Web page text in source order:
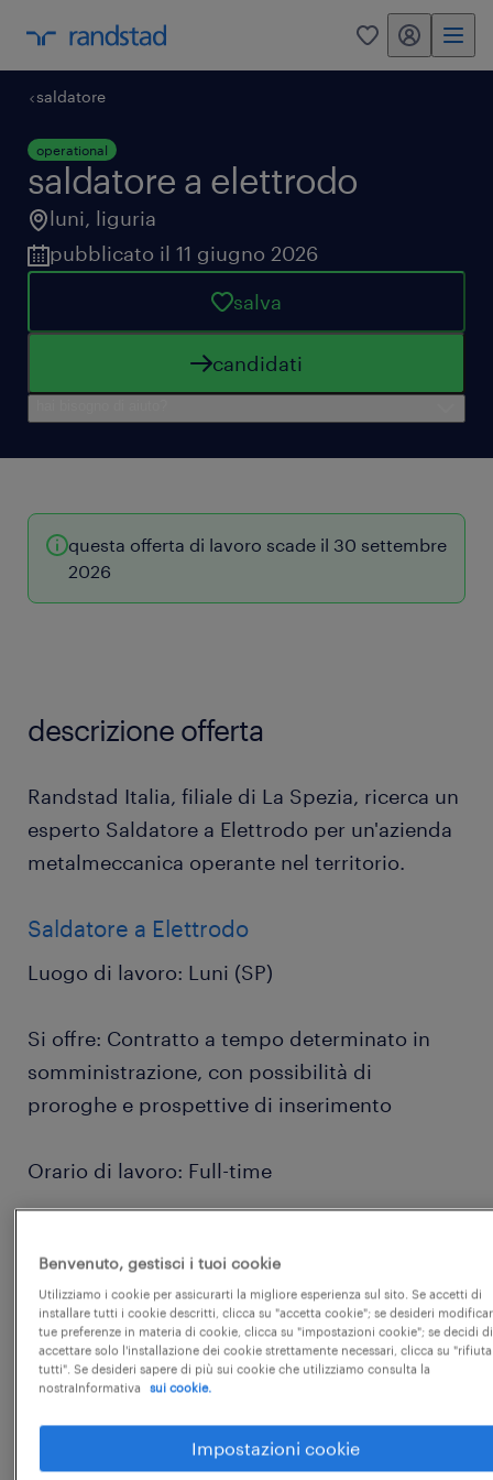
0 my randstad
saldatore
operational
saldatore a elettrodo
luni, liguria
pubblicato il 11 giugno 2026
salva
candidati
questa offerta di lavoro scade il 30 settembre
2026
descrizione offerta
Randstad Italia, filiale di La Spezia, ricerca un
esperto Saldatore a Elettrodo per un'azienda
metalmeccanica operante nel territorio.
Saldatore a Elettrodo
Luogo di lavoro: Luni (SP)
Si offre: Contratto a tempo determinato in
somministrazione, con possibilità di
proroghe e prospettive di inserimento
Orario di lavoro: Full-time
esperienza
non richiesta...
responsabilità
Benvenuto, gestisci i tuoi cookie
Utilizziamo i cookie per assicurarti la migliore esperienza sul sito. Se accetti di
installare tutti i cookie descritti, clicca su "accetta cookie"; se desideri
tue preferenze in materia di cookie, clicca su "impostazioni cookie"; se decidi di
accettare solo l'installazione dei cookie strettamente necessari, clicca su "rifiuta
tutti". Se desideri sapere di più sui cookie che utilizziamo consulta la
nostraInformativa
sui cookie.
Impostazioni cookie